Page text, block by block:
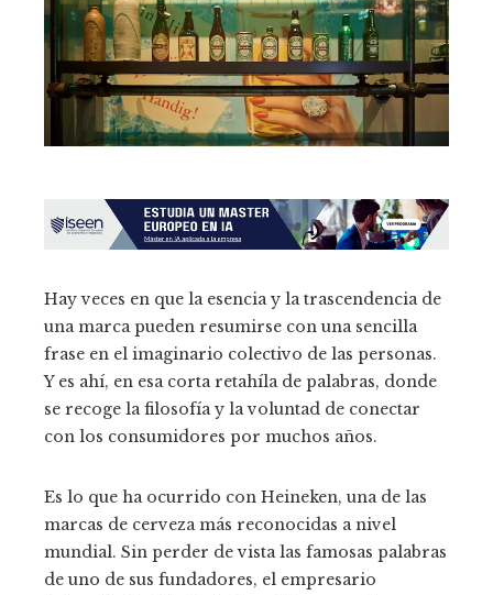
Hay veces en que la esencia y la trascendencia de
una marca pueden resumirse con una sencilla
frase en el imaginario colectivo de las personas.
Y es ahí, en esa corta retahíla de palabras, donde
se recoge la filosofía y la voluntad de conectar
con los consumidores por muchos años.
Es lo que ha ocurrido con Heineken, una de las
marcas de cerveza más reconocidas a nivel
mundial. Sin perder de vista las famosas palabras
de uno de sus fundadores, el empresario